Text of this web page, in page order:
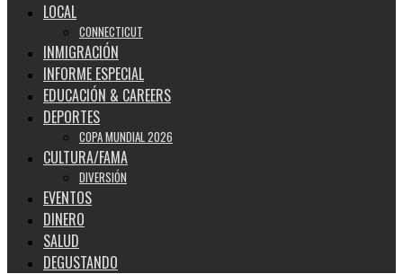
LOCAL
CONNECTICUT
INMIGRACIÓN
INFORME ESPECIAL
EDUCACIÓN & CAREERS
DEPORTES
COPA MUNDIAL 2026
CULTURA/FAMA
DIVERSIÓN
EVENTOS
DINERO
SALUD
DEGUSTANDO